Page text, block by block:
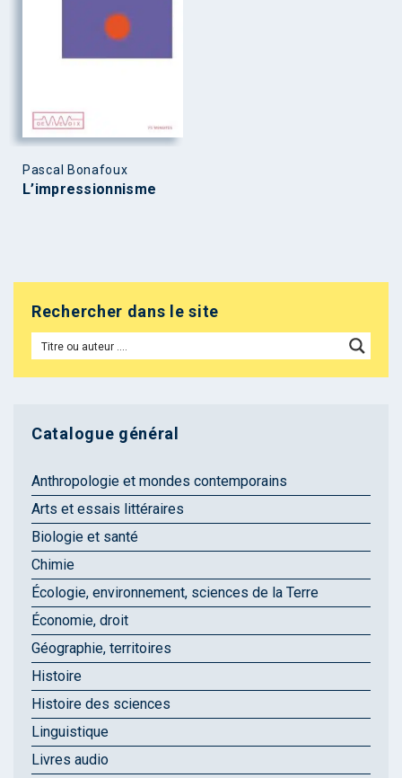
Pascal Bonafoux
L’impressionnisme
Rechercher dans le site
Catalogue général
Anthropologie et mondes contemporains
Arts et essais littéraires
Biologie et santé
Chimie
Écologie, environnement, sciences de la Terre
Économie, droit
Géographie, territoires
Histoire
Histoire des sciences
Linguistique
Livres audio